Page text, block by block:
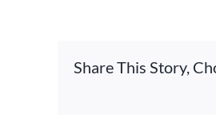
Share This Story,